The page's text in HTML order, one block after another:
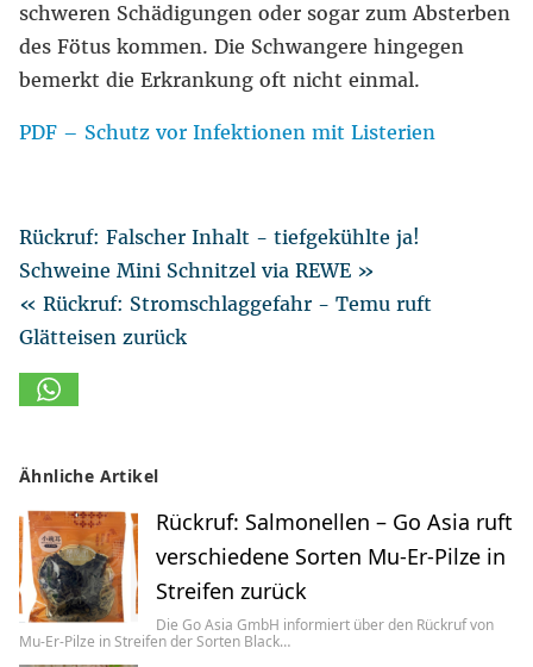
schweren Schädigungen oder sogar zum Absterben
des Fötus kommen. Die Schwangere hingegen
bemerkt die Erkrankung oft nicht einmal.
PDF – Schutz vor Infektionen mit Listerien
Rückruf: Falscher Inhalt - tiefgekühlte ja!
Schweine Mini Schnitzel via REWE »
« Rückruf: Stromschlaggefahr - Temu ruft
Glätteisen zurück
Ähnliche Artikel
Rückruf: Salmonellen – Go Asia ruft
verschiedene Sorten Mu-Er-Pilze in
Streifen zurück
Die Go Asia GmbH informiert über den Rückruf von
Mu-Er-Pilze in Streifen der Sorten Black…